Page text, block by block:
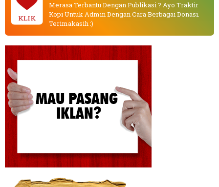
KLIK
Merasa Terbantu Dengan Publikasi ? Ayo Traktir
Kopi Untuk Admin Dengan Cara Berbagai Donasi.
Terimakasih :)